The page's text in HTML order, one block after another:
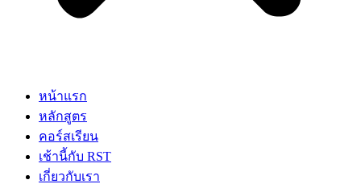
หน้าแรก
หลักสูตร
คอร์สเรียน
เช้านี้กับ RST
เกี่ยวกับเรา